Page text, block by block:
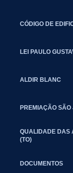
CÓDIGO DE
LEI PAULO
ALDIR BLANC
PREMIAÇÃO
QUALIDADE DAS
(TO)
DOCUMENTOS